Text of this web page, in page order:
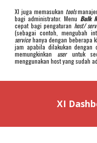
XI juga memasukan tools
bagi administrator. Menu Bulk
cepat bagi pengaturan host/
(sebagai contoh, mengubah
servicehanya dengan beberapa
jam apabila dilakukan dengan
memungkinkan user untuk
menggunakan host yang sudah
XI